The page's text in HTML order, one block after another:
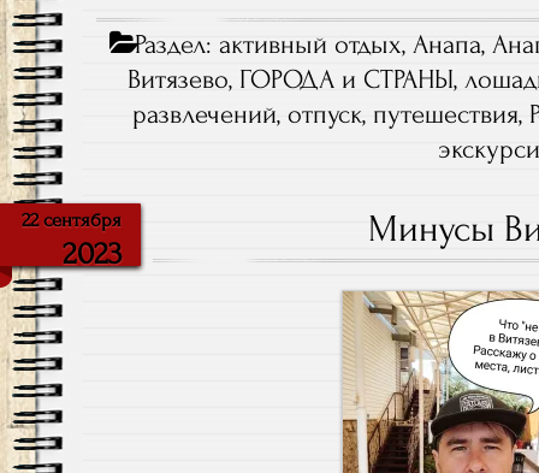
Раздел: активный отдых,Анапа,
Витязево, ГОРОДА и СТРАНЫ,
развлечений,отпуск, путешествия,
22 сентября
2023
Минусы